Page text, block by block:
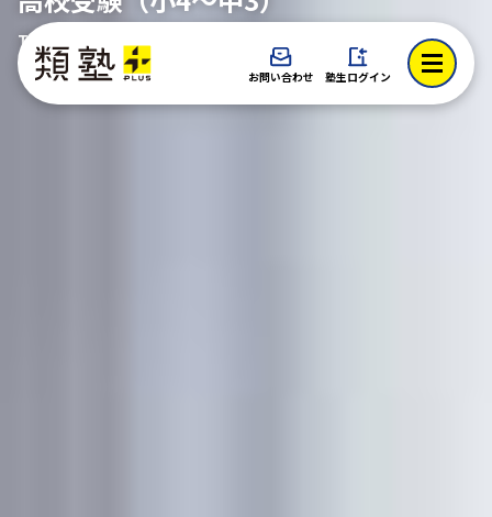
お問い合わせ 塾生ログイン
TOP > 高校受験（小4〜中3）